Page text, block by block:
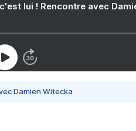
lui ! Rencontre avec
Damien Witecka